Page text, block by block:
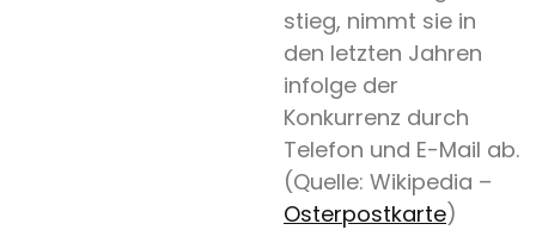
stieg, nimmt sie in
den letzten Jahren
infolge der
Konkurrenz durch
Telefon und E-Mail ab.
(Quelle: Wikipedia –
Osterpostkarte)